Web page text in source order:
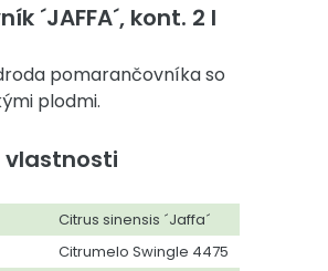
´JAFFA´, kont. 2 l
pomarančovníka so
plodmi.
vlastnosti
Citrus sinensis ´Jaffa´
Citrumelo Swingle 4475